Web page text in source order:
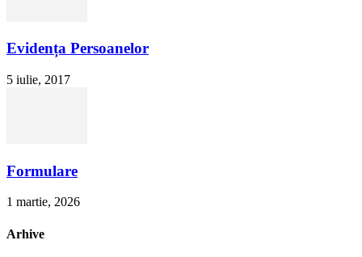
Evidența Persoanelor
5 iulie, 2017
Formulare
1 martie, 2026
Arhive